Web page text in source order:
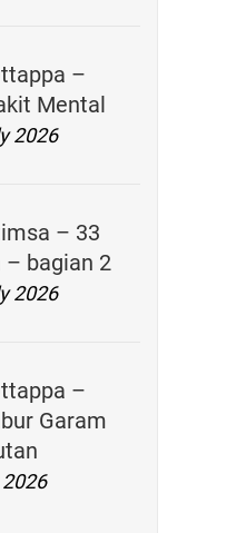
–
Mental
2026
– 33
– bagian 2
2026
–
Garam